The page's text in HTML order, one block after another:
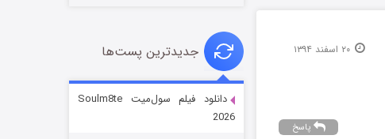
۲۰ اسفند ۱۳۹۴
پاسخ
جدیدترین پست‌ها
دانلود فیلم سول‌میت Soulm8te
2026